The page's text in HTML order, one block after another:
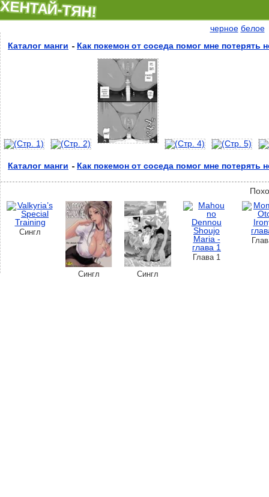
ХЕНТАЙ-ТЯН!
черное белое
Каталог манги
Как покемон от соседа помог мне потерять
Каталог манги Как покемон от соседа помог мне потерять
Сингл
Сингл Сингл
Глава 1